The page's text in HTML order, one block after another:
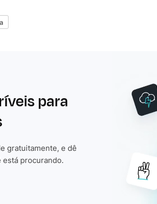
para
gratuitamente, e dê
procurando.